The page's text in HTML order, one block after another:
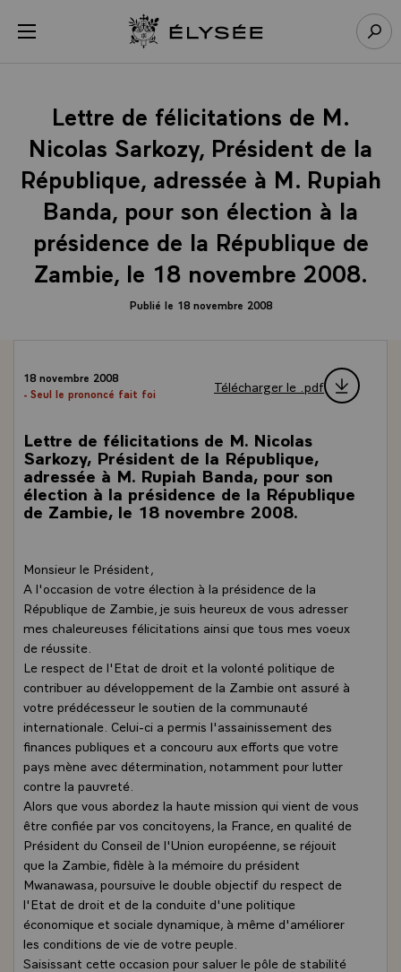
menu Retour à l’accueil Élysée
Lettre de félicitations de M.
Nicolas Sarkozy, Président de la
République, adressée à M. Rupiah
Banda, pour son élection à la
présidence de la République de
Zambie, le 18 novembre 2008.
Publié le 18 novembre 2008
18 novembre 2008
- Seul le prononcé fait foi
Télécharger le .pdf
Lettre de félicitations de M. Nicolas
Sarkozy, Président de la République,
adressée à M. Rupiah Banda, pour son
élection à la présidence de la République
de Zambie, le 18 novembre 2008.
Monsieur le Président,
A l'occasion de votre élection à la présidence de la
République de Zambie, je suis heureux de vous adresser
mes chaleureuses félicitations ainsi que tous mes voeux
de réussite.
Le respect de l'Etat de droit et la volonté politique de
contribuer au développement de la Zambie ont assuré à
votre prédécesseur le soutien de la communauté
internationale. Celui-ci a permis l'assainissement des
finances publiques et a concouru aux efforts que votre
pays mène avec détermination, notamment pour lutter
contre la pauvreté.
Alors que vous abordez la haute mission qui vient de vous
être confiée par vos concitoyens, la France, en qualité de
Président du Conseil de l'Union européenne, se réjouit
que la Zambie, fidèle à la mémoire du président
Mwanawasa, poursuive le double objectif du respect de
l'Etat de droit et de la conduite d'une politique
économique et sociale dynamique, à même d'améliorer
les conditions de vie de votre peuple.
Saisissant cette occasion pour saluer le pôle de stabilité
Panneau de gestion des cookies